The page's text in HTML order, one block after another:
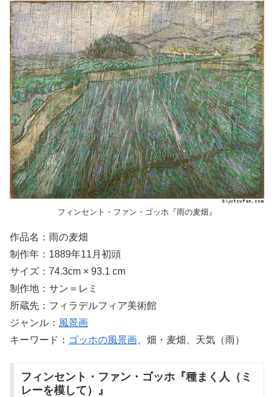
フィンセント・ファン・ゴッホ『雨の麦畑』
作品名：雨の麦畑
制作年：1889年11月初頭
サイズ：74.3cm × 93.1 cm
制作地：サン＝レミ
所蔵先：フィラデルフィア美術館
ジャンル： 風景画
キーワード： ゴッホの風景画 、畑・麦畑、天気（雨）
フィンセント・ファン・ゴッホ『種まく人（ミ
レーを模して）』